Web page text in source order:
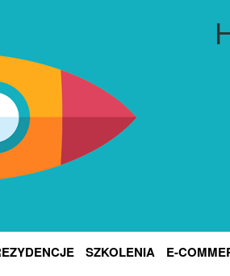
SZKOLENIA E-